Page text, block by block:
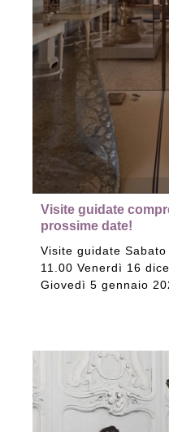
Visite guidate
prossime date!
Visite guidate
11.00 Venerdì 16
Giovedì 5 gennaio